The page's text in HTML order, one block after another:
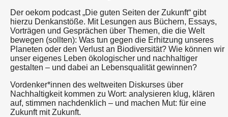
Der oekom podcast „Die guten Seiten der Zukunft“ gibt
hierzu Denkanstöße. Mit Lesungen aus Büchern, Essays,
Vorträgen und Gesprächen über Themen, die die Welt
bewegen (sollten): Was tun gegen die Erhitzung unseres
Planeten oder den Verlust an Biodiversität? Wie können wir
unser eigenes Leben ökologischer und nachhaltiger
gestalten – und dabei an Lebensqualität gewinnen?
Vordenker*innen des weltweiten Diskurses über
Nachhaltigkeit kommen zu Wort: analysieren klug, klären
auf, stimmen nachdenklich – und machen Mut: für eine
Zukunft mit Zukunft.